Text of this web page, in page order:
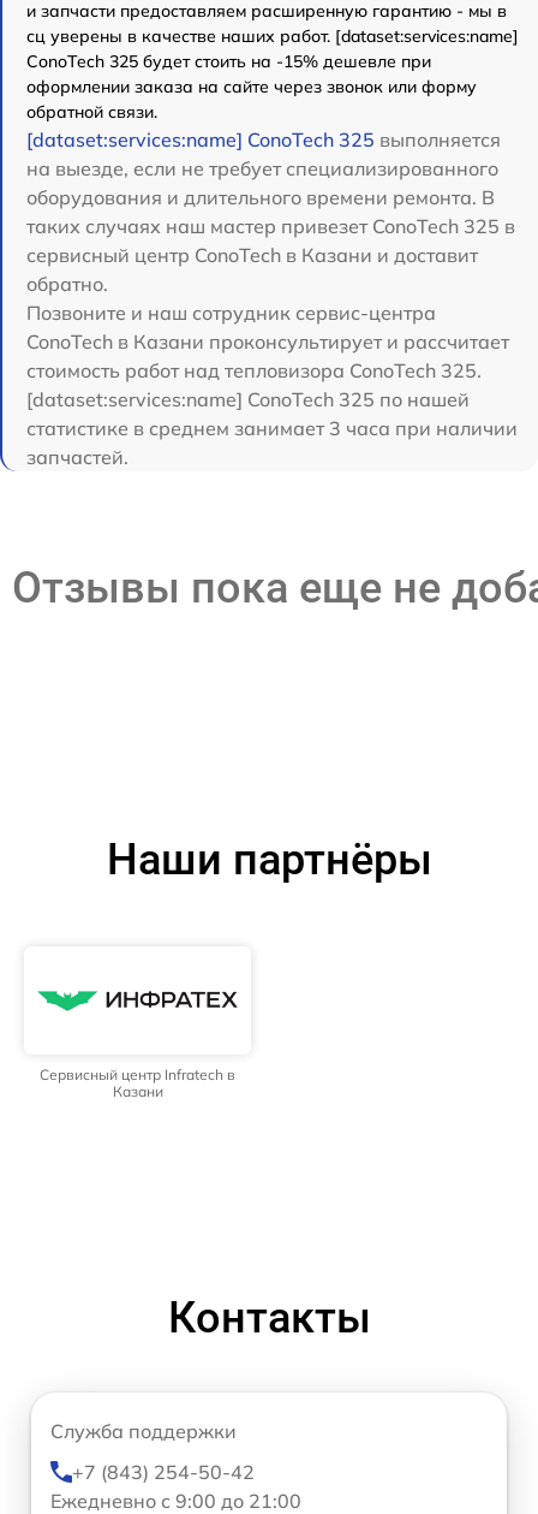
и запчасти предоставляем расширенную гарантию - мы в
сц уверены в качестве наших работ. [dataset:services:name]
ConoTech 325 будет стоить на -15% дешевле при
оформлении заказа на сайте через звонок или форму
обратной связи.
[dataset:services:name] ConoTech 325 выполняется
на выезде, если не требует специализированного
оборудования и длительного времени ремонта. В
таких случаях наш мастер привезет ConoTech 325 в
сервисный центр ConoTech в Казани и доставит
обратно.
Позвоните и наш сотрудник сервис-центра
ConoTech в Казани проконсультирует и рассчитает
стоимость работ над тепловизора ConoTech 325.
[dataset:services:name] ConoTech 325 по нашей
статистике в среднем занимает 3 часа при наличии
запчастей.
Отзывы пока еще не
Наши партнёры
Сервисный центр Infratech в
Казани
Контакты
Служба поддержки
+7 (843) 254-50-42
Ежедневно с 9:00 до 21:00